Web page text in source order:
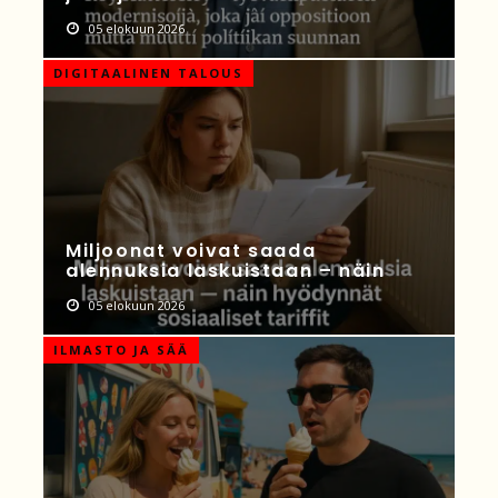
05 elokuun 2026
DIGITAALINEN TALOUS
Miljoonat voivat saada
alennuksia laskuistaan – näin
05 elokuun 2026
ILMASTO JA SÄÄ